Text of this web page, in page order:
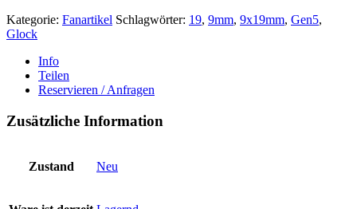
Kategorie: Fanartikel Schlagwörter: 19, 9mm, 9x19mm, Gen5,
Glock
Info
Teilen
Reservieren / Anfragen
Zusätzliche Information
Zustand Neu